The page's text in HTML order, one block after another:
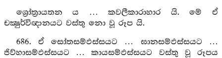
ශ්‍රෝත්‍රායතන ය … කවලීකාරාහාර යි. මේ ඒ
චක්‍ෂුර්විඥානයට වස්තු නො වූ රූප යි.
686. ඒ සෝතසම්ඵස්සයට … ඝානසම්ඵස්සයට …
ජිව්හාසම්ඵස්සයට … කායසම්ඵස්සයට වස්තු වූ රූපය